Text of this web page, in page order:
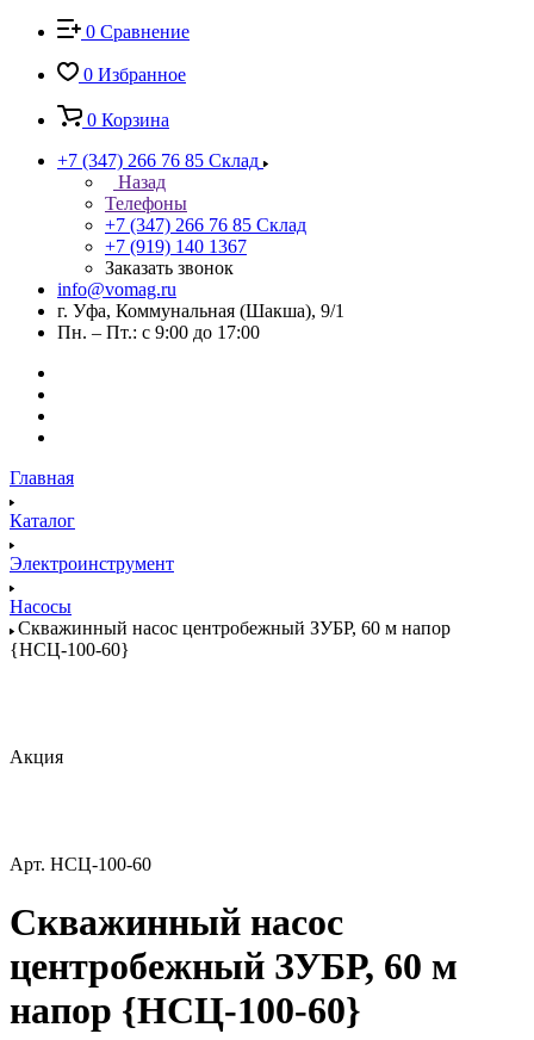
0 Сравнение
0 Избранное
0 Корзина
+7 (347) 266 76 85 Склад
Назад
Телефоны
+7 (347) 266 76 85 Склад
+7 (919) 140 1367
Заказать звонок
info@vomag.ru
г. Уфа, Коммунальная (Шакша), 9/1
Пн. – Пт.: с 9:00 до 17:00
Главная
Каталог
Электроинструмент
Насосы
Скважинный насос центробежный ЗУБР, 60 м напор
{НСЦ-100-60}
Акция
Арт. НСЦ-100-60
Скважинный насос
центробежный ЗУБР, 60 м
напор {НСЦ-100-60}